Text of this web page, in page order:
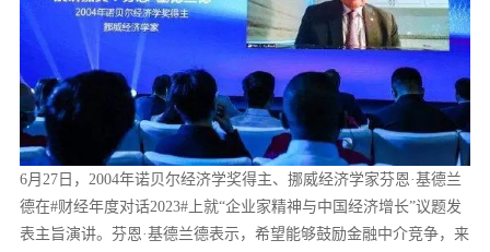
6月27日，2004年诺贝尔经济学奖得主、挪威经济学家芬恩·基德兰
德在#财经年度对话2023#上就“企业家精神与中国经济增长”议题发
表主旨演讲。芬恩·基德兰德表示，希望能够鼓励金融中介竞争，来